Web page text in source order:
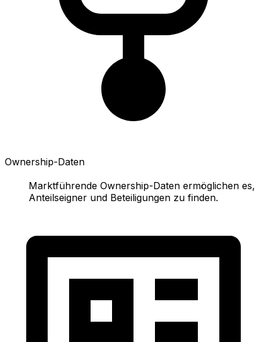
Ownership-Daten
Marktführende Ownership-Daten ermöglichen es,
Anteilseigner und Beteiligungen zu finden.